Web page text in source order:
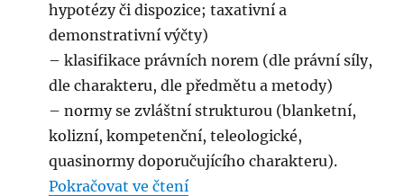
hypotézy či dispozice; taxativní a
demonstrativní výčty)
– klasifikace právních norem (dle právní síly,
dle charakteru, dle předmětu a metody)
– normy se zvláštní strukturou (blanketní,
kolizní, kompetenční, teleologické,
quasinormy doporučujícího charakteru).
Pokračovat ve čtení„Seminář teorie práva